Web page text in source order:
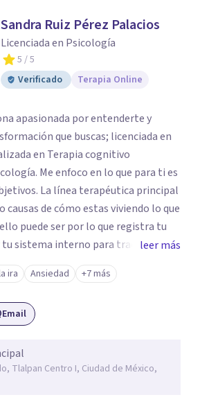
Sandra Ruiz Pérez Palacios
Licenciada en Psicología
5 / 5
Verificado
Terapia Online
apasionada por entenderte y
que buscas; licenciada en
en Terapia cognitivo
Me enfoco en lo que para ti es
La línea terapéutica principal
causas de cómo estas viviendo lo que
puede ser por lo que registra tu
sistema interno para traducir lo
con técnicas de: *Mindfulness para
tus emociones *Transpersonal
como es que tus vivencias generan
*Respiración para enfoque de
para TDA) *Neuroaprendizaje
*Inteligencia emocional y
leer más
ira Ansiedad +7 más
Email
Tlalpan Centro I, Ciudad de México,